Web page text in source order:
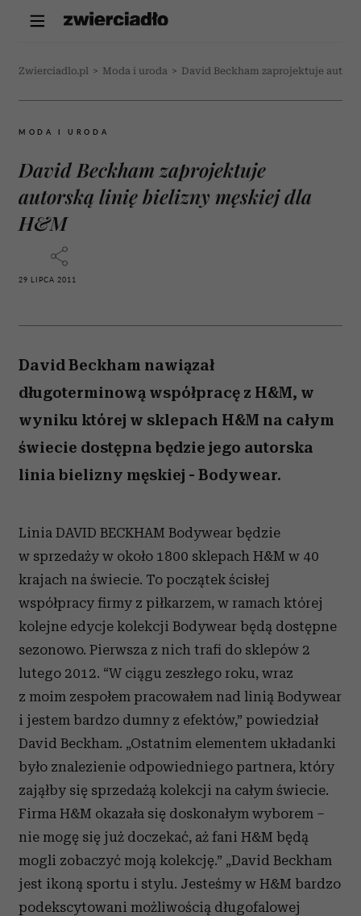
Zwierciadlo.pl > Moda i uroda > David Beckham zaprojektuje
MODA I URODA
David Beckham zaprojektuje
autorską linię bielizny męskiej dla
H&M
29 LIPCA 2011
David Beckham nawiązał
długoterminową współpracę z H&M, w
wyniku której w sklepach H&M na całym
świecie dostępna będzie jego autorska
linia bielizny męskiej - Bodywear.
Linia DAVID BECKHAM Bodywear będzie
w sprzedaży w około 1800 sklepach H&M w 40
krajach na świecie. To początek ścisłej
współpracy firmy z piłkarzem, w ramach której
kolejne edycje kolekcji Bodywear będą dostępne
sezonowo. Pierwsza z nich trafi do sklepów 2
lutego 2012. “W ciągu zeszłego roku, wraz
z moim zespołem pracowałem nad linią Bodywear
i jestem bardzo dumny z efektów,” powiedział
David Beckham. „Ostatnim elementem układanki
było znalezienie odpowiedniego partnera, który
zająłby się sprzedażą kolekcji na całym świecie.
Firma H&M okazała się doskonałym wyborem –
nie mogę się już doczekać, aż fani H&M będą
mogli zobaczyć moją kolekcję.” „David Beckham
jest ikoną sportu i stylu. Jesteśmy w H&M bardzo
podekscytowani możliwością długofalowej